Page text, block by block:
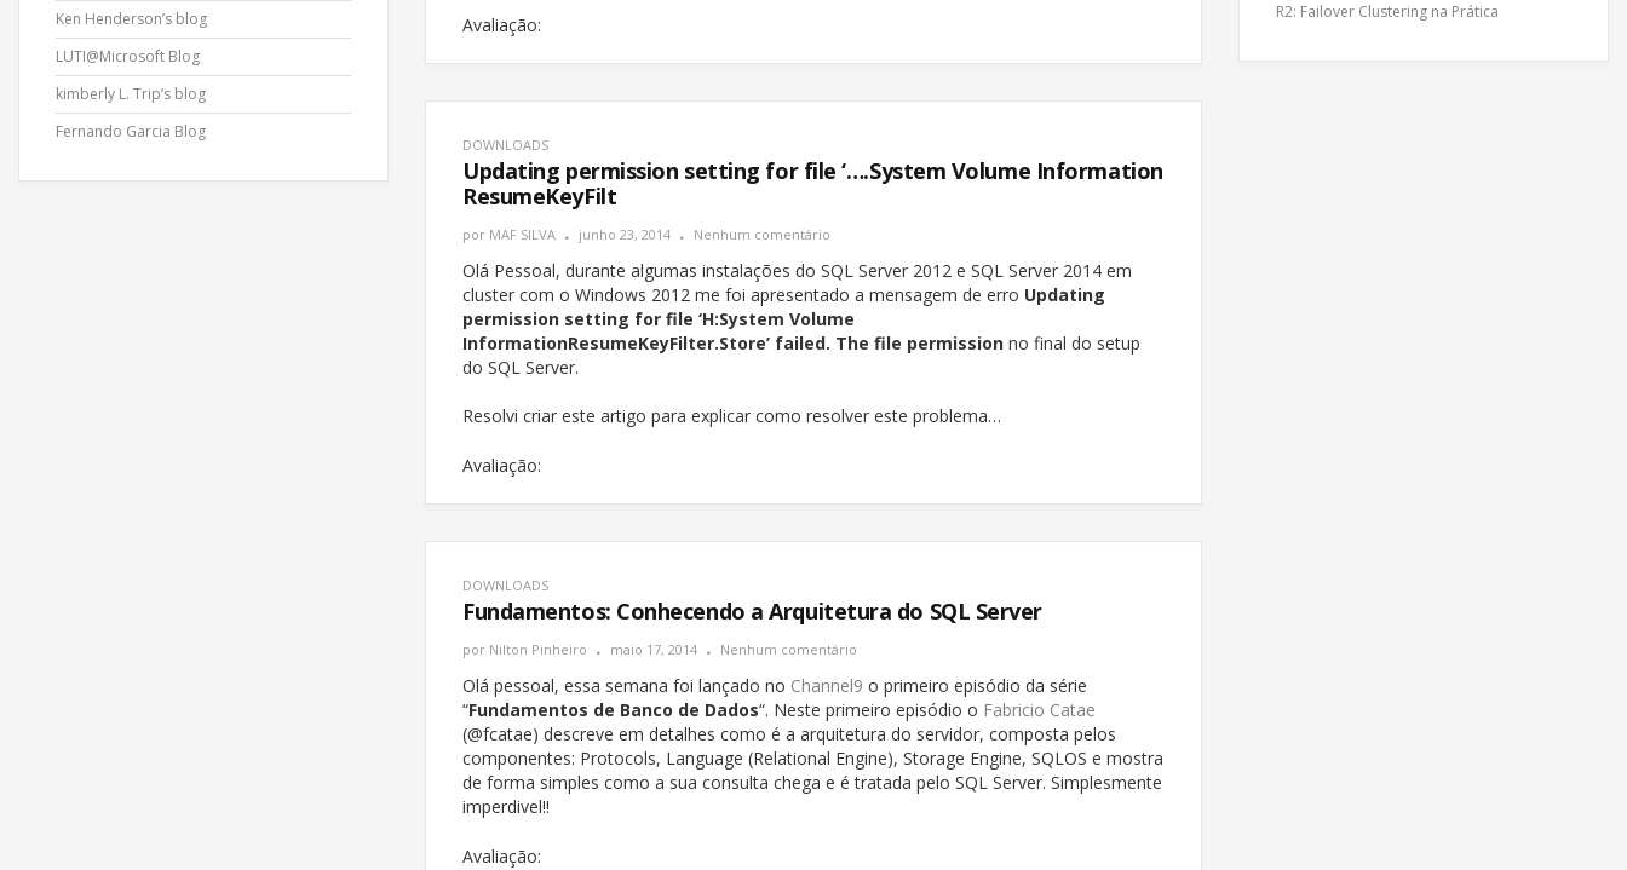
Ken Henderson’s blog
LUTI@Microsoft Blog
kimberly L. Trip’s blog
Fernando Garcia Blog
Avaliação:
DOWNLOADS
Updating permission setting for file ‘….System Volume Information
ResumeKeyFilt
por MAF SILVA junho 23, 2014 Nenhum comentário
Olá Pessoal, durante algumas instalações do SQL Server 2012 e SQL Server 2014 em
cluster com o Windows 2012 me foi apresentado a mensagem de erro Updating
permission setting for file ‘H:System Volume
InformationResumeKeyFilter.Store’ failed. The file permission no final do setup
do SQL Server.
Resolvi criar este artigo para explicar como resolver este problema…
Avaliação:
DOWNLOADS
Fundamentos: Conhecendo a Arquitetura do SQL Server
por Nilton Pinheiro maio 17, 2014 Nenhum comentário
Olá pessoal, essa semana foi lançado no Channel9 o primeiro episódio da série
“Fundamentos de Banco de Dados“. Neste primeiro episódio o Fabricio Catae
(@fcatae) descreve em detalhes como é a arquitetura do servidor, composta pelos
componentes: Protocols, Language (Relational Engine), Storage Engine, SQLOS e mostra
de forma simples como a sua consulta chega e é tratada pelo SQL Server. Simplesmente
imperdivel!!
Avaliação:
R2: Failover Clustering na Prática